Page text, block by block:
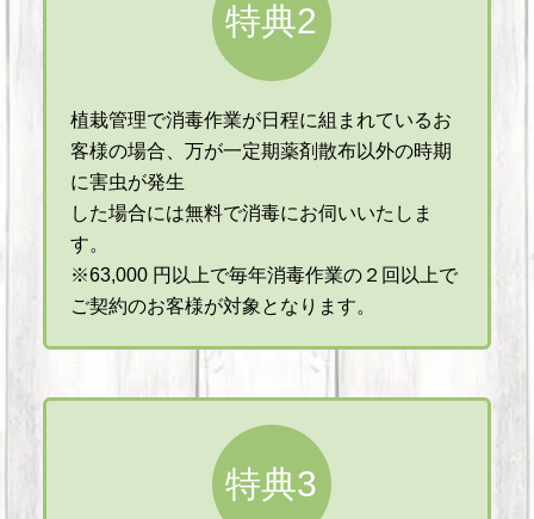
特典2
植栽管理で消毒作業が日程に組まれているお
客様の場合、万が一定期薬剤散布以外の時期
に害虫が発生
した場合には無料で消毒にお伺いいたしま
す。
※63,000 円以上で毎年消毒作業の２回以上で
ご契約のお客様が対象となります。
特典3